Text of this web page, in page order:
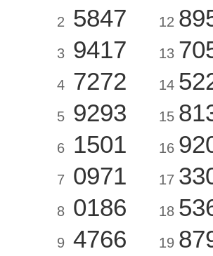
2 5847
3 9417
4 7272
5 9293
6 1501
7 0971
8 0186
9 4766
12
13
14
15
16
17
18
19